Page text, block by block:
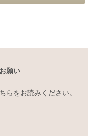
オル
願い
らをお読みください。